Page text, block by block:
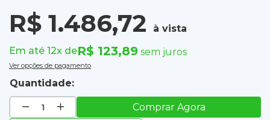
R$ 1.486,72
à vista
Em até 12x deR$ 123,89 sem juros
Ver opções de pagamento
Quantidade:
Comprar Agora